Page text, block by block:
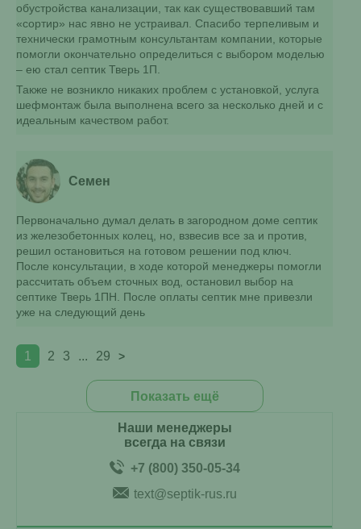
Наши менеджеры
всегда на связи
+7 (800) 350-05-34
text@septik-rus.ru
обустройства канализации, так как существовавший там
«сортир» нас явно не устраивал. Спасибо терпеливым и
технически грамотным консультантам компании, которые
помогли окончательно определиться с выбором моделью
– ею стал септик Тверь 1П.
Также не возникло никаких проблем с установкой, услуга
шефмонтаж была выполнена всего за несколько дней и с
идеальным качеством работ.
Семен
Первоначально думал делать в загородном доме септик
из железобетонных колец, но, взвесив все за и против,
решил остановиться на готовом решении под ключ.
После консультации, в ходе которой менеджеры помогли
рассчитать объем сточных вод, остановил выбор на
септике Тверь 1ПН. После оплаты септик мне привезли
уже на следующий день
1 2 3 ... 29 >
Показать ещё